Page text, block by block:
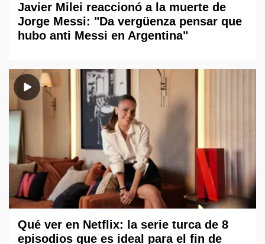
Javier Milei reaccionó a la muerte de
Jorge Messi: "Da vergüenza pensar que
hubo anti Messi en Argentina"
Qué ver en Netflix: la serie turca de 8
episodios que es ideal para el fin de